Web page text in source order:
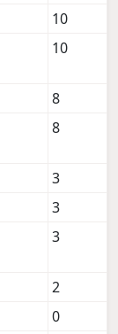
10
10
8
8
3
3
3
2
0